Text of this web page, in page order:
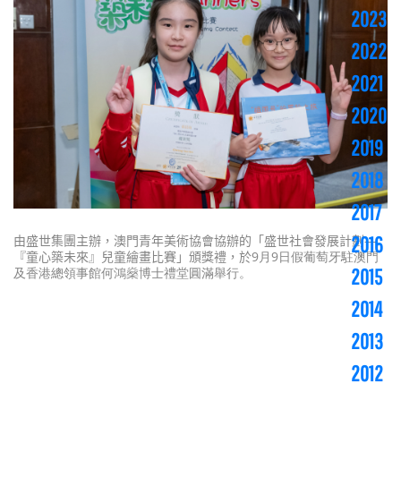
由盛世集團主辦，澳門青年美術協會協辦的「盛世社會發展計劃—
『童心築未來』兒童繪畫比賽」頒獎禮，於9月9日假葡萄牙駐澳門
及香港總領事館何鴻燊博士禮堂圓滿舉行。
2023
2022
2021
2020
2019
2018
2017
2016
2015
2014
2013
2012